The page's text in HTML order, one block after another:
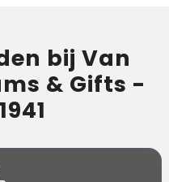
bij Van
& Gifts -